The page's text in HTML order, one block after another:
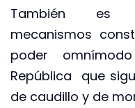
También es
mecanismos
poder
República que
de caudillo y de